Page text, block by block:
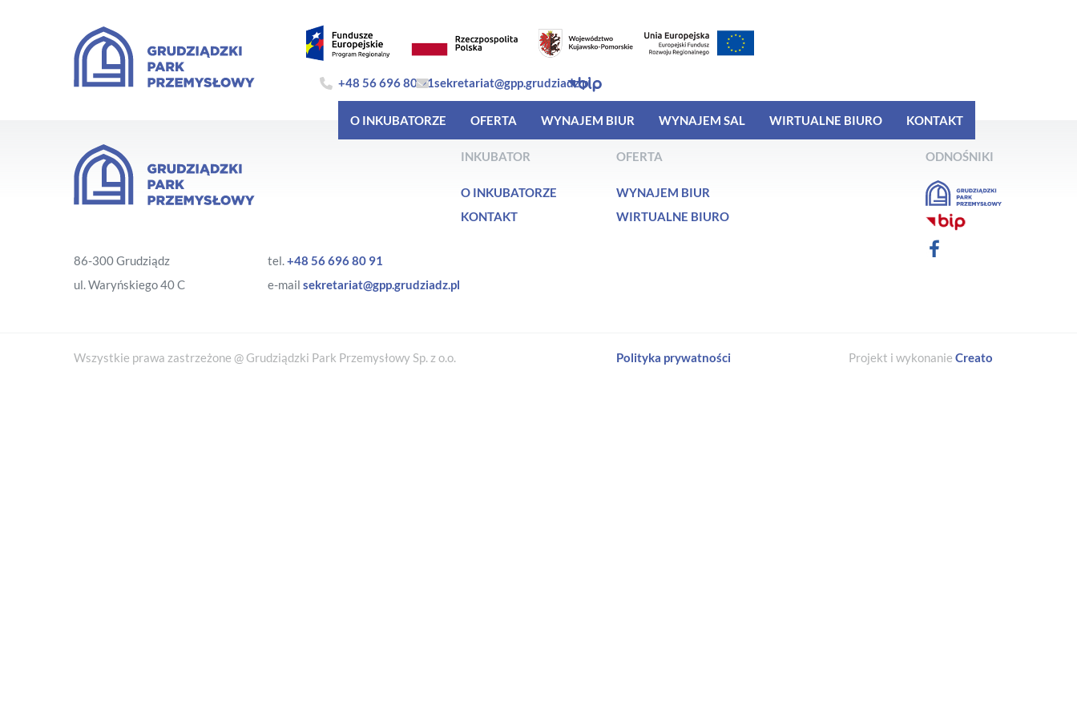
+48 56 696 80 91sekretariat@gpp.grudziadz.pl
O INKUBATORZE OFERTA WYNAJEM BIUR WYNAJEM SAL WIRTUALNE BIURO KONTAKT
86-300 Grudziądz
ul. Waryńskiego 40 C
tel.+48 56 696 80 91
e-mail sekretariat@gpp.grudziadz.pl
INKUBATOR
O INKUBATORZE
KONTAKT
OFERTA
WYNAJEM BIUR
WIRTUALNE BIURO
ODNOŚNIKI
Wszystkie prawa zastrzeżone @ Grudziądzki Park Przemysłowy Sp. z o.o. Polityka prywatności Projekt i wykonanie Creato